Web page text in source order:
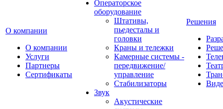
О компании
О компании
Услуги
Партнеры
Сертификаты
Операторское
оборудование
Штативы,
пьедесталы и
головки
Краны и тележки
Камерные системы -
передвижение/
управление
Стабилизаторы
Звук
Акустические
Решения